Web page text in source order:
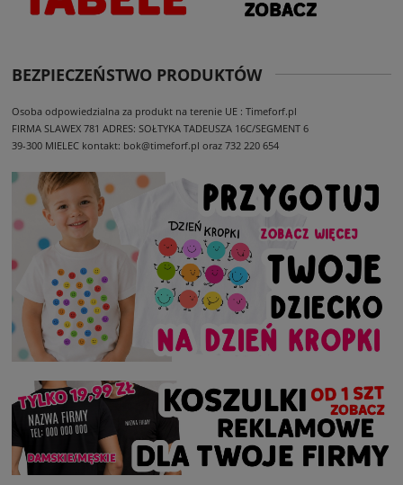
BEZPIECZEŃSTWO PRODUKTÓW
Osoba odpowiedzialna za produkt na terenie UE : Timeforf.pl
FIRMA SLAWEX 781 ADRES: SOŁTYKA TADEUSZA 16C/SEGMENT 6
39-300 MIELEC kontakt: bok@timeforf.pl oraz 732 220 654